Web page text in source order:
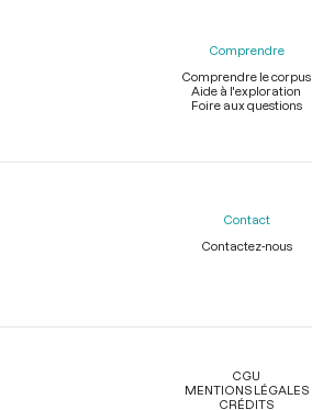
Comprendre
Comprendre le corpus
Aide à l'exploration
Foire aux questions
Contact
Contactez-nous
Légal
CGU
MENTIONS LÉGALES
CRÉDITS